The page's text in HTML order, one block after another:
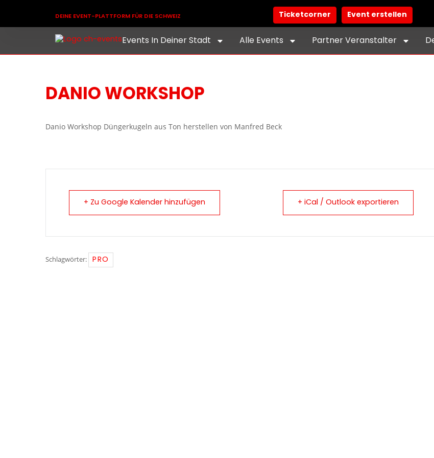
DEINE EVENT-PLATTFORM FÜR DIE SCHWEIZ Ticketcorner Event erstellen
Events In Deiner Stadt Alle Events Partner Veranstalter
DANIO WORKSHOP
Danio Workshop Düngerkugeln aus Ton herstellen von Manfred Beck
+ Zu Google Kalender hinzufügen + iCal / Outlook exportieren
Schlagwörter: PRO